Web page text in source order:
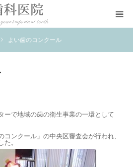
よい歯のコンクール
ーで地域の歯の衛生事業の一環として
ンクール」の中央区審査会が行われ、
。